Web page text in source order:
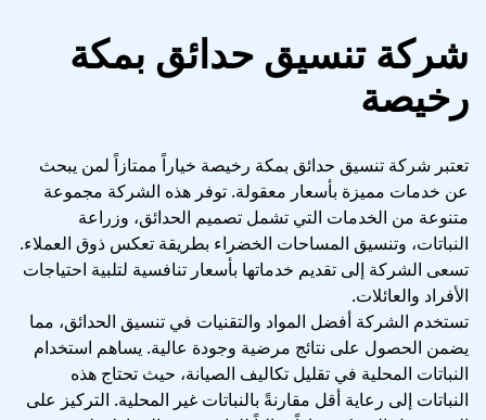
شركة تنسيق حدائق بمكة
رخيصة
تعتبر شركة تنسيق حدائق بمكة رخيصة خياراً ممتازاً لمن يبحث
عن خدمات مميزة بأسعار معقولة. توفر هذه الشركة مجموعة
متنوعة من الخدمات التي تشمل تصميم الحدائق، وزراعة
النباتات، وتنسيق المساحات الخضراء بطريقة تعكس ذوق العملاء.
تسعى الشركة إلى تقديم خدماتها بأسعار تنافسية لتلبية احتياجات
الأفراد والعائلات.
تستخدم الشركة أفضل المواد والتقنيات في تنسيق الحدائق، مما
يضمن الحصول على نتائج مرضية وجودة عالية. يساهم استخدام
النباتات المحلية في تقليل تكاليف الصيانة، حيث تحتاج هذه
النباتات إلى رعاية أقل مقارنةً بالنباتات غير المحلية. التركيز على